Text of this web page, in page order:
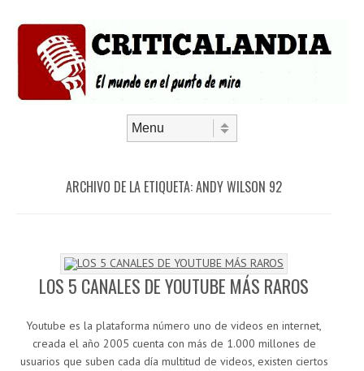
ARCHIVO DE LA ETIQUETA:ANDY WILSON 92
LOS 5 CANALES DE YOUTUBE MÁS RAROS
Youtube es la plataforma número uno de videos en internet,
creada el año 2005 cuenta con más de 1.000 millones de
usuarios que suben cada día multitud de videos, existen ciertos